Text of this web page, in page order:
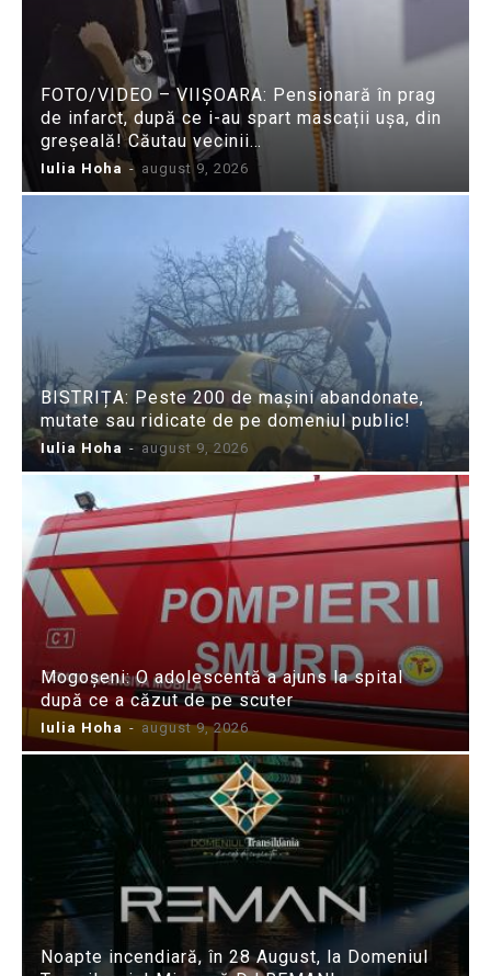
FOTO/VIDEO – VIIȘOARA: Pensionară în prag
de infarct, după ce i-au spart mascații ușa, din
greșeală! Căutau vecinii…
Iulia Hoha - august 9, 2026
BISTRIȚA: Peste 200 de mașini abandonate,
mutate sau ridicate de pe domeniul public!
Iulia Hoha - august 9, 2026
Mogoșeni: O adolescentă a ajuns la spital
după ce a căzut de pe scuter
Iulia Hoha - august 9, 2026
Noapte incendiară, în 28 August, la Domeniul